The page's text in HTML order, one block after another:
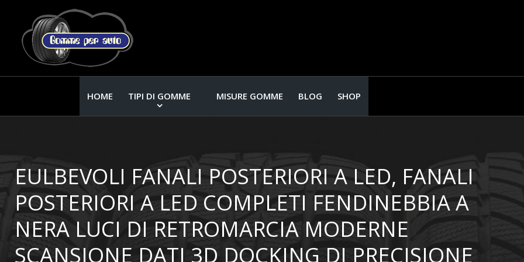
HOME TIPI DI GOMME MISURE GOMME BLOG SHOP
EULBEVOLI FANALI POSTERIORI A LED, FANALI
POSTERIORI A LED COMPLETI FENDINEBBIA A
NERA LUCI DI RETROMARCIA MODERNE
SCANSIONE DATI 3D DOCKING DI PRECISIONE